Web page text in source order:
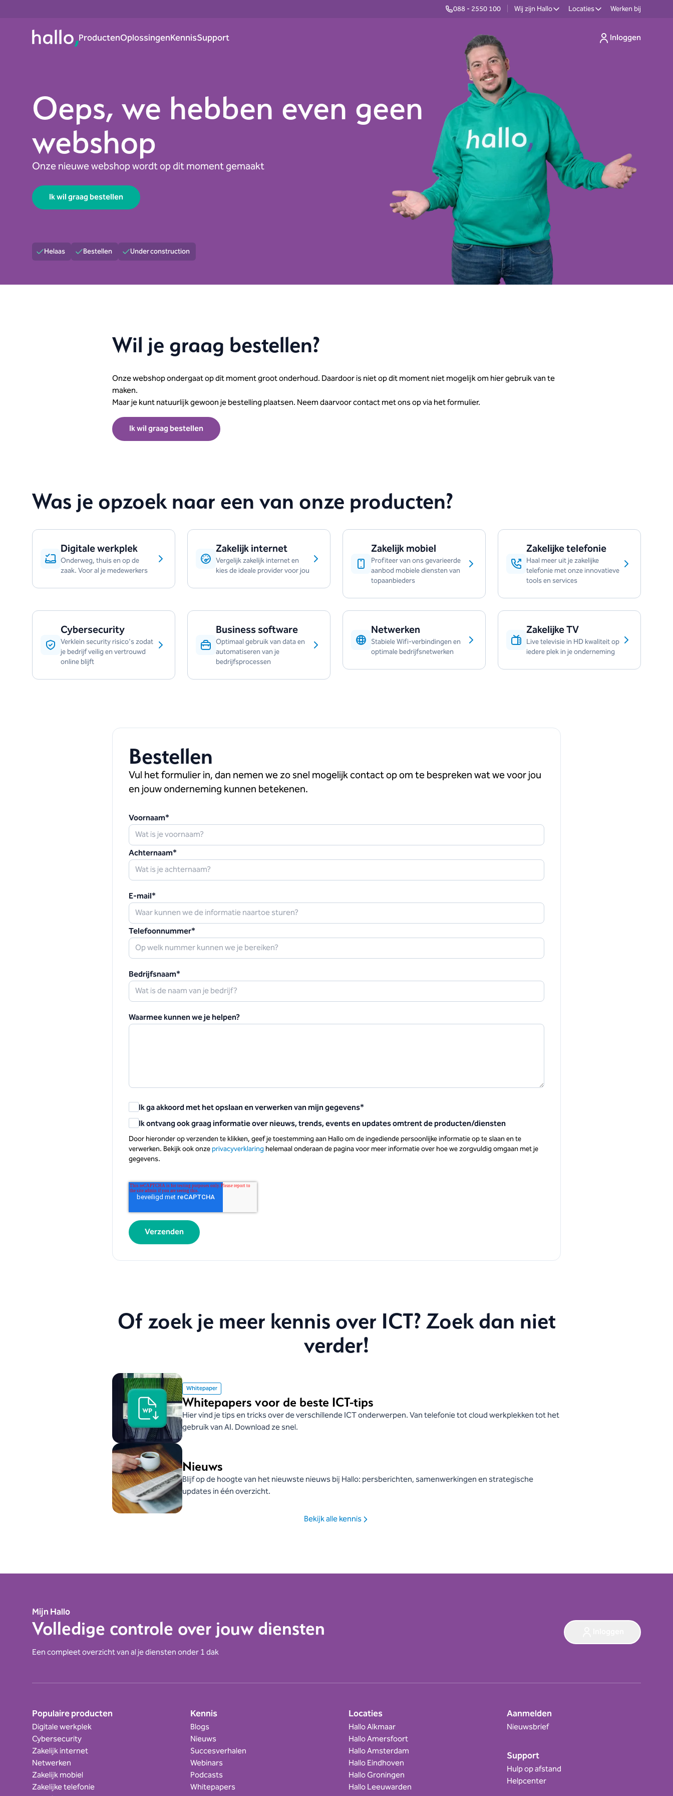
088 - 2550 100 Wij zijn Hallo Locaties Werken bij
ProductenOplossingenKennisSupport Inloggen
Oeps, we hebben even geen
webshop
Onze nieuwe webshop wordt op dit moment gemaakt
Ik wil graag bestellen
Helaas Bestellen Under construction
Wil je graag bestellen?
Onze webshop ondergaat op dit moment groot onderhoud. Daardoor is niet op dit moment niet mogelijk om hier gebruik van te
maken.
Maar je kunt natuurlijk gewoon je bestelling plaatsen. Neem daarvoor contact met ons op via het formulier.
Ik wil graag bestellen
Was je opzoek naar een van onze producten?
Digitale werkplek
Onderweg, thuis en op de
zaak. Voor al je medewerkers
Zakelijk internet
Vergelijk zakelijk internet en
kies de ideale provider voor jou
Zakelijk mobiel
Profiteer van ons gevarieerde
aanbod mobiele diensten van
topaanbieders
Zakelijke telefonie
Haal meer uit je zakelijke
telefonie met onze innovatieve
tools en services
Cybersecurity
Verklein security risico's zodat
je bedrijf veilig en vertrouwd
online blijft
Business software
Optimaal gebruik van data en
automatiseren van je
bedrijfsprocessen
Netwerken
Stabiele Wifi-verbindingen en
optimale bedrijfsnetwerken
Zakelijke TV
Live televisie in HD kwaliteit op
iedere plek in je onderneming
Bestellen
Vul het formulier in,dan nemen we zo snel mogelijk contact op om te bespreken wat we voor jou
en jouw onderneming kunnen betekenen.
Voornaam*
Achternaam*
E-mail*
Telefoonnummer*
Bedrijfsnaam*
Waarmee kunnen we je helpen?
Ik ga akkoord met het opslaan en verwerken van mijn gegevens*
Ik ontvang ook graag informatie over nieuws, trends, events en updates omtrent de producten/diensten
Door hieronder op verzenden te klikken, geef je toestemming aan Hallo om de ingediende persoonlijke informatie op te slaan en te
verwerken. Bekijk ook onzeprivacyverklaring helemaal onderaan de pagina voor meer informatie over hoe we zorgvuldig omgaan met je
gegevens.
Of zoek je meer kennis over ICT? Zoek dan niet
verder!
Whitepaper
Whitepapers voor de beste ICT-tips
Hier vind je tips en tricks over de verschillende ICT onderwerpen. Van telefonie tot cloud werkplekken tot het
gebruik van AI. Download ze snel.
Nieuws
Blijf op de hoogte van het nieuwste nieuws bij Hallo: persberichten, samenwerkingen en strategische
updates in één overzicht.
Bekijk alle kennis
Mijn Hallo
Volledige controle over jouw diensten
Een compleet overzicht van al je diensten onder 1 dak
Populaire producten
Digitale werkplek
Cybersecurity
Zakelijk internet
Netwerken
Zakelijk mobiel
Zakelijke telefonie
Kennis
Blogs
Nieuws
Succesverhalen
Webinars
Podcasts
Whitepapers
Locaties
Hallo Alkmaar
Hallo Amersfoort
Hallo Amsterdam
Hallo Eindhoven
Hallo Groningen
Hallo Leeuwarden
Aanmelden
Nieuwsbrief
Support
Hulp op afstand
Helpcenter